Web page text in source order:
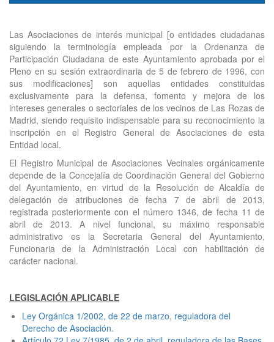
Las Asociaciones de interés municipal [o entidades ciudadanas
siguiendo la terminología empleada por la Ordenanza de
Participación Ciudadana de este Ayuntamiento aprobada por el
Pleno en su sesión extraordinaria de 5 de febrero de 1996, con
sus modificaciones] son aquellas entidades constituidas
exclusivamente para la defensa, fomento y mejora de los
intereses generales o sectoriales de los vecinos de Las Rozas de
Madrid, siendo requisito indispensable para su reconocimiento la
inscripción en el Registro General de Asociaciones de esta
Entidad local.
El Registro Municipal de Asociaciones Vecinales orgánicamente
depende de la Concejalía de Coordinación General del Gobierno
del Ayuntamiento, en virtud de la Resolución de Alcaldía de
delegación de atribuciones de fecha 7 de abril de 2013,
registrada posteriormente con el número 1346, de fecha 11 de
abril de 2013. A nivel funcional, su máximo responsable
administrativo es la Secretaria General del Ayuntamiento,
Funcionaria de la Administración Local con habilitación de
carácter nacional.
LEGISLACIÓN APLICABLE
Ley Orgánica 1/2002, de 22 de marzo, reguladora del
Derecho de Asociación.